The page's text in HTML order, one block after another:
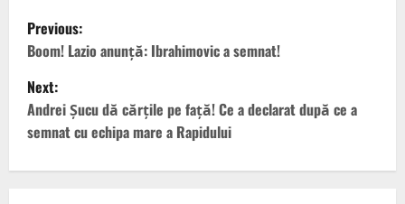
P
o
s
t
n
Previous:
Boom! Lazio anunță: Ibrahimovic a semnat!
Next:
Andrei Şucu dă cărțile pe față! Ce a declarat după ce a
semnat cu echipa mare a Rapidului